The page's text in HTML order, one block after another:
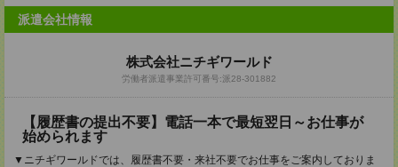
派遣会社情報
株式会社ニチギワールド
労働者派遣事業許可番号:派28-301882
【履歴書の提出不要】電話一本で最短翌日～お仕事が
始められます
▼ニチギワールドでは、履歴書不要・来社不要でお仕事をご案内しておりま